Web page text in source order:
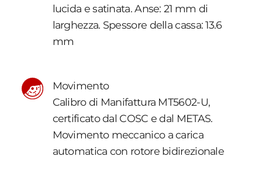
lucida e satinata. Anse: 21 mm di
larghezza. Spessore della cassa: 13.6
mm
Movimento
Calibro di Manifattura MT5602-U,
certificato dal COSC e dal METAS.
Movimento meccanico a carica
automatica con rotore bidirezionale